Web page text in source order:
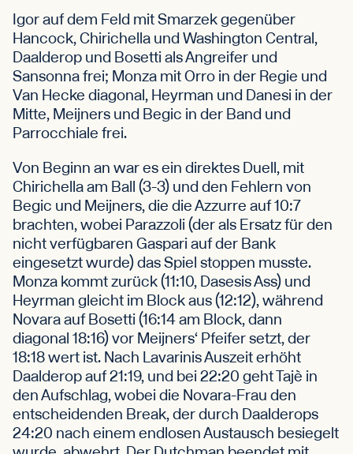
Igor auf dem Feld mit Smarzek gegenüber
Hancock, Chirichella und Washington Central,
Daalderop und Bosetti als Angreifer und
Sansonna frei; Monza mit Orro in der Regie und
Van Hecke diagonal, Heyrman und Danesi in der
Mitte, Meijners und Begic in der Band und
Parrocchiale frei.
Von Beginn an war es ein direktes Duell, mit
Chirichella am Ball (3-3) und den Fehlern von
Begic und Meijners, die die Azzurre auf 10:7
brachten, wobei Parazzoli (der als Ersatz für den
nicht verfügbaren Gaspari auf der Bank
eingesetzt wurde) das Spiel stoppen musste.
Monza kommt zurück (11:10, Dasesis Ass) und
Heyrman gleicht im Block aus (12:12), während
Novara auf Bosetti (16:14 am Block, dann
diagonal 18:16) vor Meijners‘ Pfeifer setzt, der
18:18 wert ist. Nach Lavarinis Auszeit erhöht
Daalderop auf 21:19, und bei 22:20 geht Tajè in
den Aufschlag, wobei die Novara-Frau den
entscheidenden Break, der durch Daalderops
24:20 nach einem endlosen Austausch besiegelt